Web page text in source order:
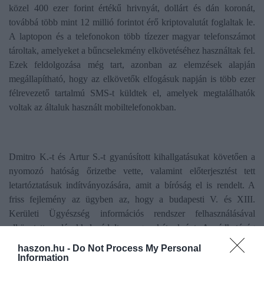
haszon.hu - Do Not Process My Personal
Information
közel 400 ezer forint értékű hrivnyát, dollárt és dán koronát,
továbbá több mint 12 millió forintot érő kriptovalutát foglaltak le.
A laptopon és a telefonokon több tízezer magyar telefonszámot
tároltak, amelyeket a bűncselekmény elkövetéséhez használtak fel.
Ezek feldolgozása még tart, azonban az elemzések alapján
megállapítható, hogy az elkövetők elfogásuk napján is több ezer
félrevezető tartalmú SMS-t küldtek el, amelyek megtalálhatók
voltak az általuk használt mobiltelefonokban.
Dmitro K.-t és Artur S.-t gyanúsított kihallgatásukat követően a
nyomozó hatóság őrizetbe vette, valamint előterjesztést tett
letartóztatásuk indítványozására, amit a bíróság el is rendelt. A
friss fejlemény az ügyben az, hogy a budapesti V. és XIII.
Kerületi Ügyészség információs rendszer felhasználásával
elkövetett csalásokkal vádolta meg a két ukránt. A vádhatóság
börtönbüntetés, valamint pénzbüntetés kiszabását indítványozta,
illetve elkobzásra, a kriptovalutákat érintő vagyonelkobzásra, a